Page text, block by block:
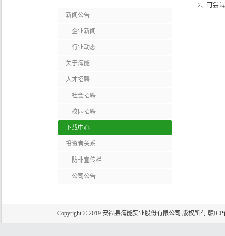
新闻公告
企业新闻
行业动态
关于海能
人才招聘
社会招聘
校园招聘
下载中心
投资者关系
防非宣传栏
公司公告
2、可尝
Copyright © 2019 安福县海能实业股份有限公司 版权所有 赣ICP